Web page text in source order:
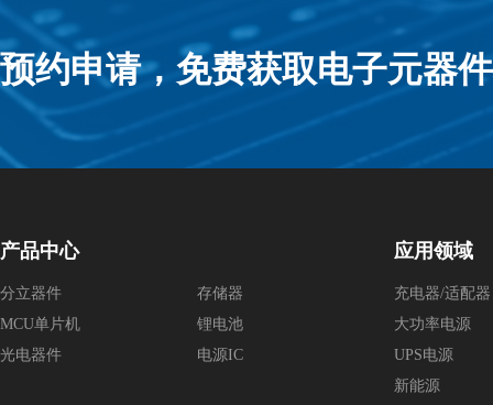
预约申请，免费获取电子元器
产品中心
分立器件
存储器
MCU单片机
锂电池
光电器件
电源IC
应用领域
充电器/适配器
大功率电源
UPS电源
新能源